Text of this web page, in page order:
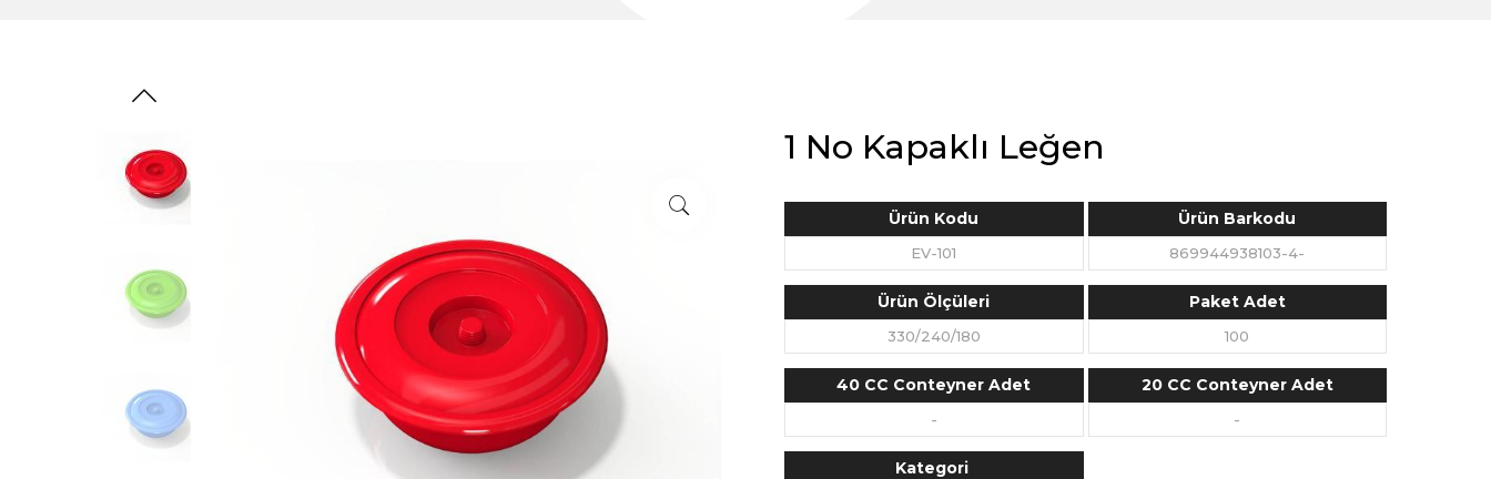
1 No Kapaklı Leğen
Ürün Kodu
EV-101
Ürün Barkodu
869944938103-4-
Ürün Ölçüleri
330/240/180
Paket Adet
100
40 CC Conteyner Adet
-
20 CC Conteyner Adet
-
Kategori